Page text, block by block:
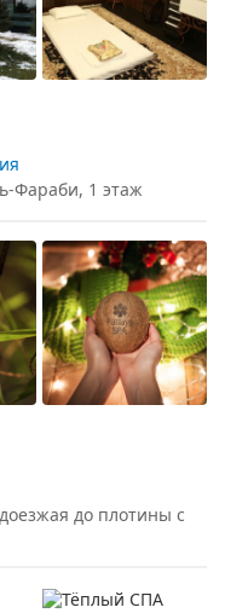
Фараби, 1 этаж
до плотины с